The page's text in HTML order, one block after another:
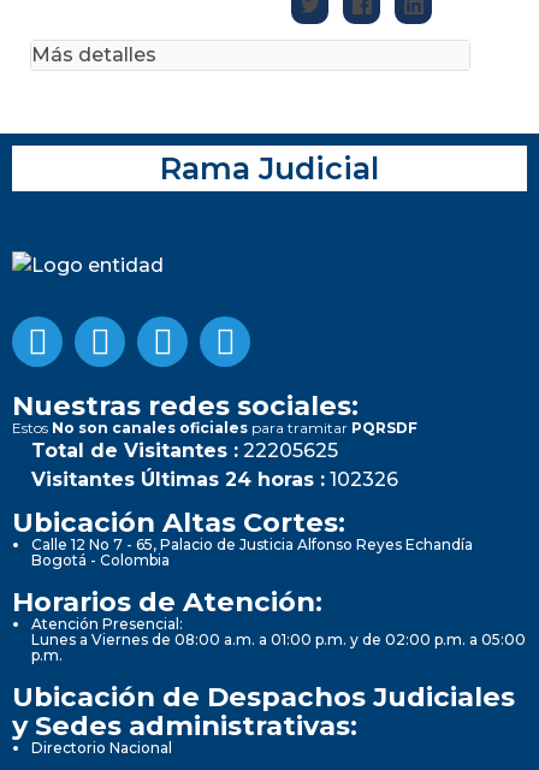
Más detalles
Rama Judicial
Nuestras redes sociales:
Estos No son canales oficiales para tramitar PQRSDF
Total de Visitantes : 22205625
Visitantes Últimas 24 horas : 102326
Ubicación Altas Cortes:
Calle 12 No 7 - 65, Palacio de Justicia Alfonso Reyes Echandía
Bogotá - Colombia
Horarios de Atención:
Atención Presencial:
Lunes a Viernes de 08:00 a.m. a 01:00 p.m. y de 02:00 p.m. a 05:00
p.m.
Ubicación de Despachos Judiciales
y Sedes administrativas:
Directorio Nacional